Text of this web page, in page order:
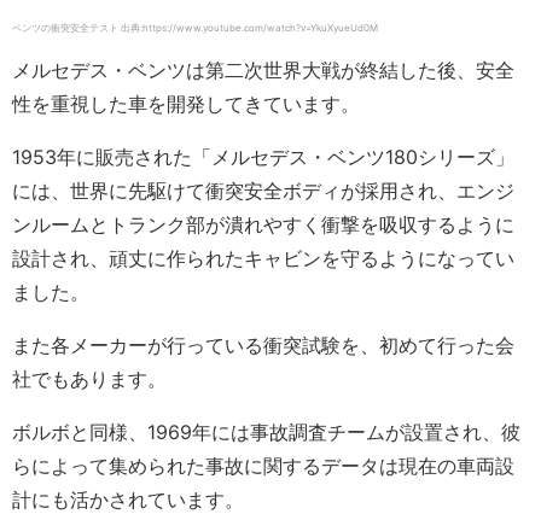
ベンツの衝突安全テスト 出典:https://www.youtube.com/watch?v=YkuXyueUd0M
メルセデス・ベンツは第二次世界大戦が終結した後、安全
性を重視した車を開発してきています。
1953年に販売された「メルセデス・ベンツ180シリーズ」
には、世界に先駆けて衝突安全ボディが採用され、エンジ
ンルームとトランク部が潰れやすく衝撃を吸収するように
設計され、頑丈に作られたキャビンを守るようになってい
ました。
また各メーカーが行っている衝突試験を、初めて行った会
社でもあります。
ボルボと同様、1969年には事故調査チームが設置され、彼
らによって集められた事故に関するデータは現在の車両設
計にも活かされています。